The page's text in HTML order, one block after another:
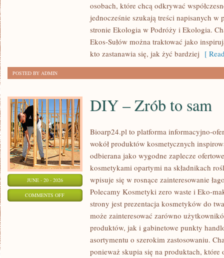
osobach, które chcą odkrywać
jednocześnie szukają treści napisanych w
stronie Ekologia w Podróży i Ekologia.
Ekos-Sułów można traktować jako
kto zastanawia się, jak żyć bardziej [
POSTED BY ADMIN
JUNE - 20 - 2026
COMMENTS OFFON
DIY – Zrób to sam
Bioarp24.pl to platforma informacyjno-
wokół produktów kosmetycznych
odbierana jako wygodne zaplecze
kosmetykami opartymi na składnikach
wpisuje się w rosnące zainteresowanie
Polecamy Kosmetyki zero waste i Eko-
strony jest prezentacja kosmetyków do
może zainteresować zarówno
produktów, jak i gabinetowe punkty
asortymentu o szerokim zastosowaniu.
ponieważ skupia się na produktach, które